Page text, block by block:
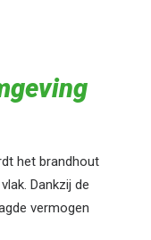
het brandhout
Dankzij de
vermogen